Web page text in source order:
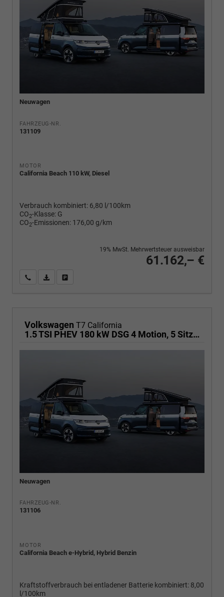
Neuwagen
FAHRZEUG-NR.
131109
MOTOR
California Beach 110 kW, Diesel
Verbrauch kombiniert: 6,80 l/100km
CO2-Klasse: G
CO2-Emissionen: 176,00 g/km
61.162,– €
19% MwSt. Mehrwertsteuer ausweisbar
Wir rufen Sie anPDF-Fahrzeugexposé drucken
Volkswagen T7 California
1.5 TSI PHEV 180 kW DSG 4 Motion, 5 Sitze , 17 Zoll Leichtmetallfelgen. fünf Jahre Garantie, Markise, Schiene u. Gehäuse links, 6 Sitze, Klima,
Neuwagen
FAHRZEUG-NR.
131106
MOTOR
California Beach e-Hybrid, Hybrid Benzin
Kraftstoffverbrauch bei entladener Batterie kombiniert: 8,00
l/100km